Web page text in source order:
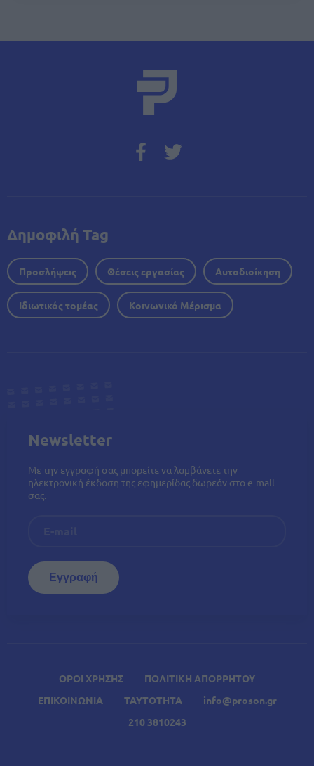
ΟΡΟΙ ΧΡΗΣΗΣ
ΠΟΛΙΤΙΚΗ ΑΠΟΡΡΗΤΟΥ
ΕΠΙΚΟΙΝΩΝΙΑ
ΤΑΥΤΟΤΗΤΑ
info@proson.gr
210 3810243
Δημοφιλή Tag
Προσλήψεις Θέσεις εργασίας Αυτοδιοίκηση
Ιδιωτικός τομέας Κοινωνικό Μέρισμα
Newsletter
Με την εγγραφή σας μπορείτε να λαμβάνετε την
ηλεκτρονική έκδοση της εφημερίδας δωρεάν στο e-mail
σας.